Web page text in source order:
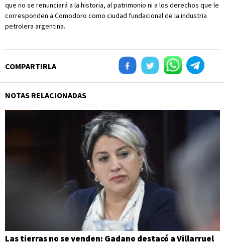
que no se renunciará a la historia, al patrimonio ni a los derechos que le
corresponden a Comodoro como ciudad fundacional de la industria
petrolera argentina.
COMPARTIRLA
NOTAS RELACIONADAS
Las tierras no se venden: Gadano destacó a Villarruel